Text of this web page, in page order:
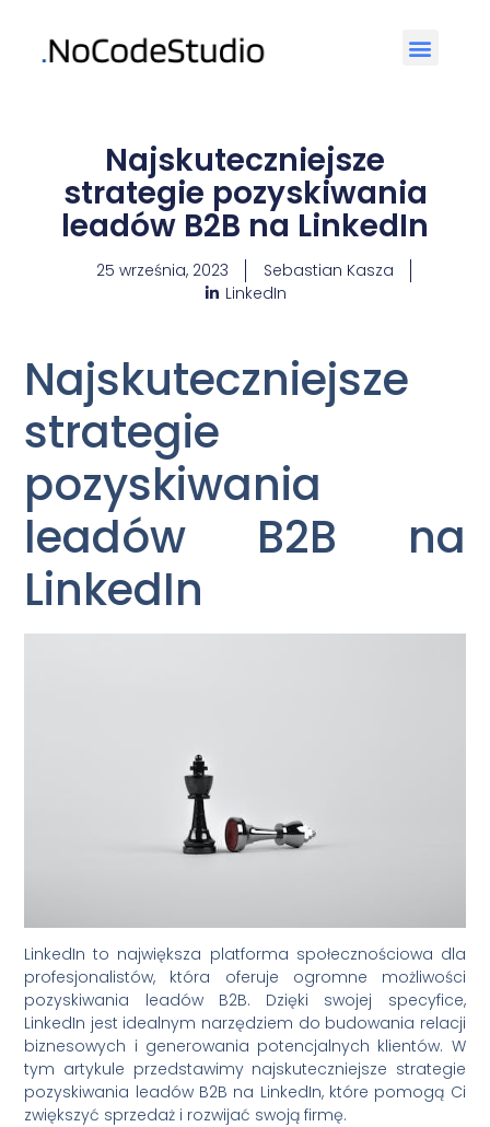
Najskuteczniejsze
strategie pozyskiwania
leadów B2B na LinkedIn
25 września, 2023
Sebastian Kasza
LinkedIn
Najskuteczniejsze
strategie
pozyskiwania
leadów B2B na
LinkedIn
LinkedIn to największa platforma społecznościowa dla
profesjonalistów, która oferuje ogromne możliwości
pozyskiwania leadów B2B. Dzięki swojej specyfice,
LinkedIn jest idealnym narzędziem do budowania relacji
biznesowych i generowania potencjalnych klientów. W
tym artykule przedstawimy najskuteczniejsze strategie
pozyskiwania leadów B2B na LinkedIn, które pomogą Ci
zwiększyć sprzedaż i rozwijać swoją firmę.